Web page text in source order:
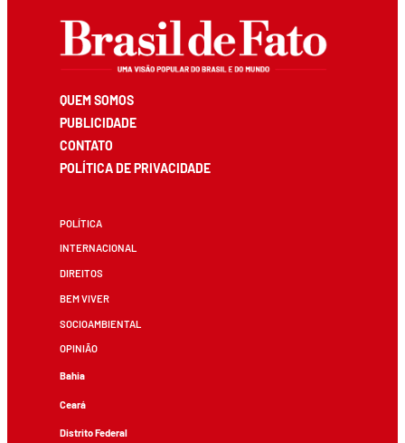
QUEM SOMOS
PUBLICIDADE
CONTATO
POLÍTICA DE PRIVACIDADE
POLÍTICA
INTERNACIONAL
DIREITOS
BEM VIVER
SOCIOAMBIENTAL
OPINIÃO
Bahia
Ceará
Distrito Federal